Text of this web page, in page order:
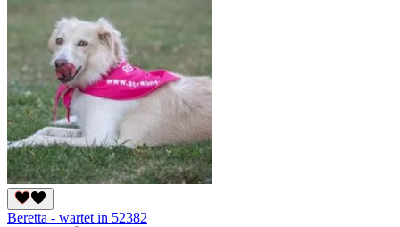
Beretta - wartet in 52382